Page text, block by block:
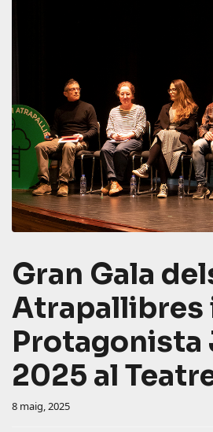
Gran Gala
Atrapallibres
Protagonista
2025 al
8 maig, 2025